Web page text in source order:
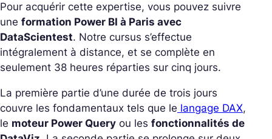
Pour acquérir cette expertise, vous pouvez suivre
une formation Power BI à Paris avec
DataScientest. Notre cursus s’effectue
intégralement à distance, et se complète en
seulement 38 heures réparties sur cinq jours.
La première partie d’une durée de trois jours
couvre les fondamentaux tels que le langage DAX,
le moteur Power Query ou les fonctionnalités de